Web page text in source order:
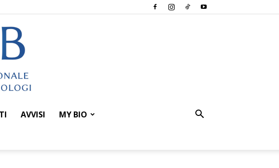
AVVISI MY BIO